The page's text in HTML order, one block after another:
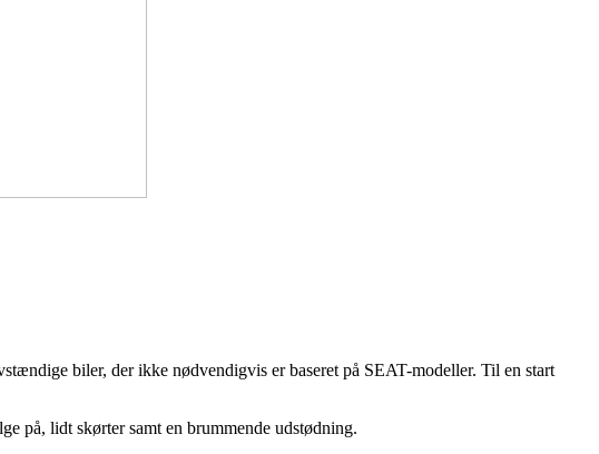
biler, der ikke nødvendigvis er baseret på SEAT-modeller. Til en start
på, lidt skørter samt en brummende udstødning.